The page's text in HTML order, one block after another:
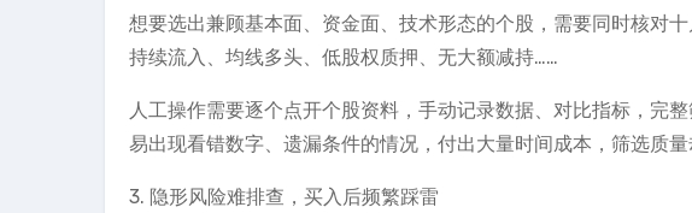
想要选出兼顾基本面、资金面、技术形态的个股，需要同时核对
持续流入、均线多头、低股权质押、无大额减持……
人工操作需要逐个点开个股资料，手动记录数据、对比指标，完
易出现看错数字、遗漏条件的情况，付出大量时间成本，筛选质量
3. 隐形风险难排查，买入后频繁踩雷